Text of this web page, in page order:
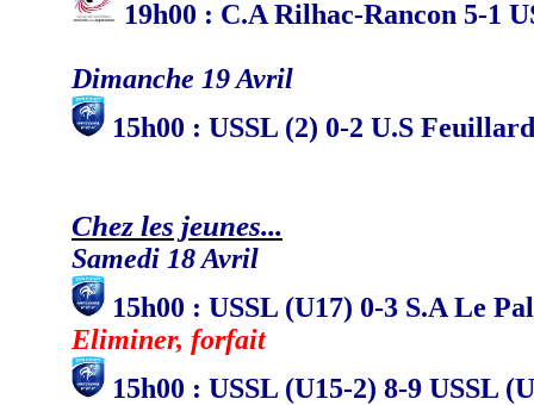
19h00 : C.A Rilhac-Rancon 5-1
Dimanche 19 Avril
15h00 : USSL (2) 0-2 U.S
Chez les jeunes...
Samedi 18 Avril
15h00 : USSL (U17) 0-3 S.A Le
Eliminer, forfait
15h00 : USSL (U15-2) 8-9 USSL